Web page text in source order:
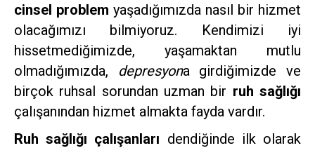
cinsel problem yaşadığımızda nasıl bir hizmet
olacağımızı bilmiyoruz. Kendimizi iyi
hissetmediğimizde, yaşamaktan mutlu
olmadığımızda, depresyona girdiğimizde ve
birçok ruhsal sorundan uzman bir ruh sağlığı
çalışanından hizmet almakta fayda vardır.
Ruh sağlığı çalışanları dendiğinde ilk olarak